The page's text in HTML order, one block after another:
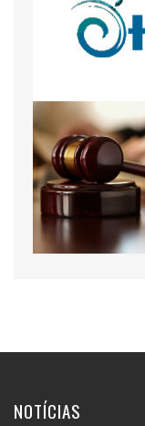
NOTÍCIAS